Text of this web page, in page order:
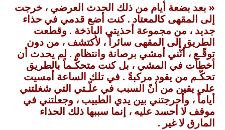
« بعد بضعة أيام من ذلك الحدث العرضي ، خرجت
إلى المقهى كالمعتاد . كنت أضع قدمي في حذاء
جديد ، من مجموعة أحذيتي الباذخة . وقطعت
الطريق إلى المقهى سائراً ، لأكتشف ، من دون
توقّـع ، أنّني أمشي برصانة وانتظام . لم يحدث أن
أخطأت في المشي ، بل كنت متحكّـماً بالطريق
تحكّـم من يقود مركبةً . في تلك الساعة أمسيت
على يقين من أنّ السبب في علّـتي التي شغلتني
أياماً ، وأحرجتني بين يدي الطبيب ، وجعلتني في
موقف لا أحسد عليه ، إنما سببها ذلك الحذاء
المارق لا غير .